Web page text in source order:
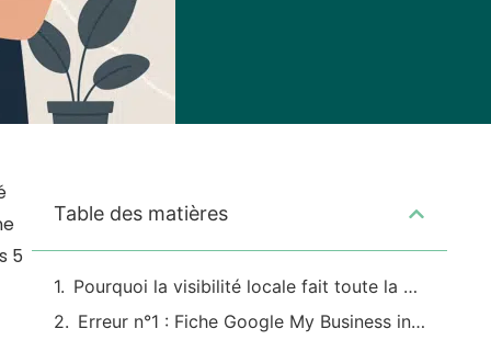
5
Table des matières
Pourquoi la visibilité locale fait toute la différence à Vesoul
Erreur n°1 : Fiche Google My Business incomplète ou mal renseignée